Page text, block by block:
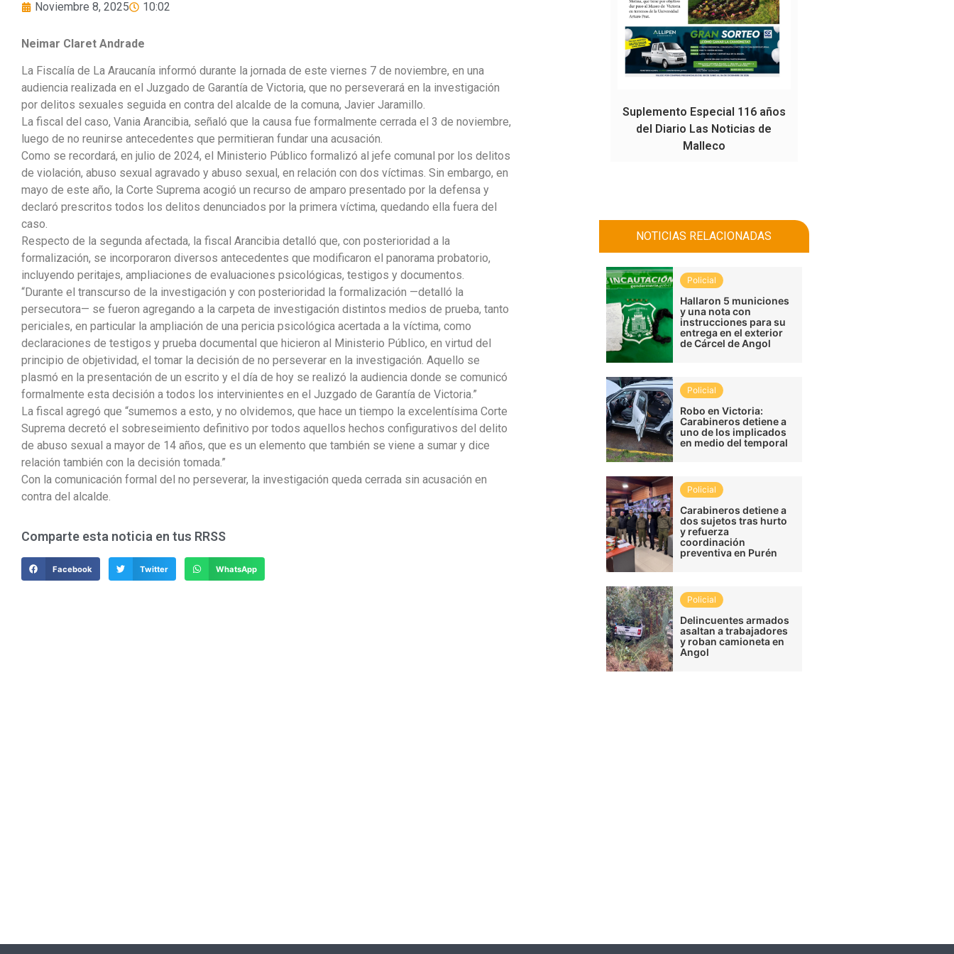
Noviembre 8, 2025 10:02
Neimar Claret Andrade
La Fiscalía de La Araucanía informó durante la jornada de este viernes 7 de noviembre, en una
audiencia realizada en el Juzgado de Garantía de Victoria, que no perseverará en la investigación
por delitos sexuales seguida en contra del alcalde de la comuna, Javier Jaramillo.
La fiscal del caso, Vania Arancibia, señaló que la causa fue formalmente cerrada el 3 de noviembre,
luego de no reunirse antecedentes que permitieran fundar una acusación.
Como se recordará, en julio de 2024, el Ministerio Público formalizó al jefe comunal por los delitos
de violación, abuso sexual agravado y abuso sexual, en relación con dos víctimas. Sin embargo, en
mayo de este año, la Corte Suprema acogió un recurso de amparo presentado por la defensa y
declaró prescritos todos los delitos denunciados por la primera víctima, quedando ella fuera del
caso.
Respecto de la segunda afectada, la fiscal Arancibia detalló que, con posterioridad a la
formalización, se incorporaron diversos antecedentes que modificaron el panorama probatorio,
incluyendo peritajes, ampliaciones de evaluaciones psicológicas, testigos y documentos.
“Durante el transcurso de la investigación y con posterioridad la formalización —detalló la
persecutora— se fueron agregando a la carpeta de investigación distintos medios de prueba, tanto
periciales, en particular la ampliación de una pericia psicológica acertada a la víctima, como
declaraciones de testigos y prueba documental que hicieron al Ministerio Público, en virtud del
principio de objetividad, el tomar la decisión de no perseverar en la investigación. Aquello se
plasmó en la presentación de un escrito y el día de hoy se realizó la audiencia donde se comunicó
formalmente esta decisión a todos los intervinientes en el Juzgado de Garantía de Victoria.”
La fiscal agregó que “sumemos a esto, y no olvidemos, que hace un tiempo la excelentísima Corte
Suprema decretó el sobreseimiento definitivo por todos aquellos hechos configurativos del delito
de abuso sexual a mayor de 14 años, que es un elemento que también se viene a sumar y dice
relación también con la decisión tomada.”
Con la comunicación formal del no perseverar, la investigación queda cerrada sin acusación en
contra del alcalde.
Comparte esta noticia en tus RRSS
Facebook Twitter WhatsApp
Suplemento Especial 116 años
del Diario Las Noticias de
Malleco
NOTICIAS RELACIONADAS
Policial
Hallaron 5 municiones
y una nota con
instrucciones para su
entrega en el exterior
de Cárcel de Angol
Policial
Robo en Victoria:
Carabineros detiene a
uno de los implicados
en medio del temporal
Policial
Carabineros detiene a
dos sujetos tras hurto
y refuerza
coordinación
preventiva en Purén
Policial
Delincuentes armados
asaltan a trabajadores
y roban camioneta en
Angol